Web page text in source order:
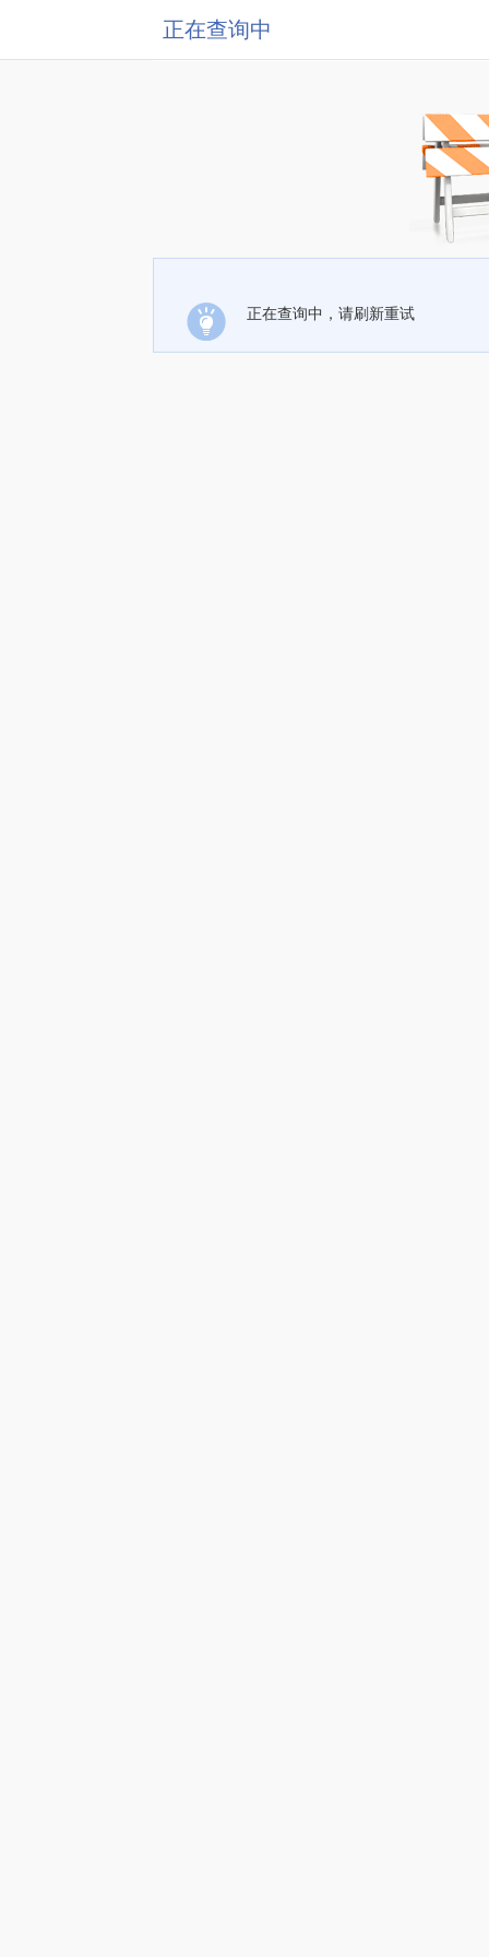
正在查询中
正在查询中，请刷新重试